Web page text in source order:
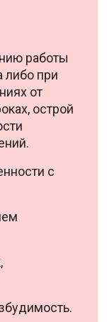
работы
либо при
от
острой
с